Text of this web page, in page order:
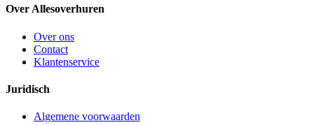
Over Allesoverhuren
Over ons
Contact
Klantenservice
Juridisch
Algemene voorwaarden